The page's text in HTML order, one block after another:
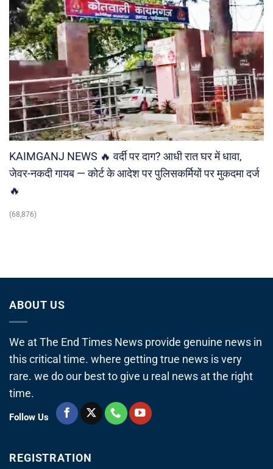
KAIMGANJ NEWS 🔥 वर्दी पर दाग? आधी रात घर में धावा,
जेवर-नकदी गायब — कोर्ट के आदेश पर पुलिसकर्मियों पर मुकदमा दर्ज
🔥
(68,876)
ABOUT US
We at The End Times News provide genuine news in
this critical time. where getting true news is very
rare. we do our best to give u real news at the right
time.
Follow Us
REGISTRATION